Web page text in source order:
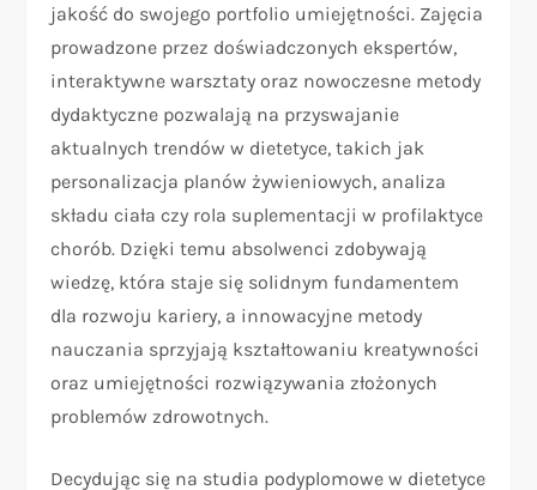
jakość do swojego portfolio umiejętności. Zajęcia
prowadzone przez doświadczonych ekspertów,
interaktywne warsztaty oraz nowoczesne metody
dydaktyczne pozwalają na przyswajanie
aktualnych trendów w dietetyce, takich jak
personalizacja planów żywieniowych, analiza
składu ciała czy rola suplementacji w profilaktyce
chorób. Dzięki temu absolwenci zdobywają
wiedzę, która staje się solidnym fundamentem
dla rozwoju kariery, a innowacyjne metody
nauczania sprzyjają kształtowaniu kreatywności
oraz umiejętności rozwiązywania złożonych
problemów zdrowotnych.
Decydując się na studia podyplomowe w dietetyce